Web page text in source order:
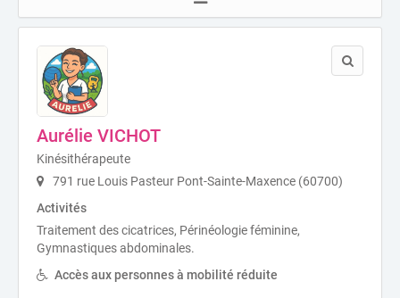
Aurélie VICHOT
Kinésithérapeute
791 rue Louis Pasteur Pont-Sainte-Maxence (60700)
Activités
Traitement des cicatrices, Périnéologie féminine,
Gymnastiques abdominales.
Accès aux personnes à mobilité réduite